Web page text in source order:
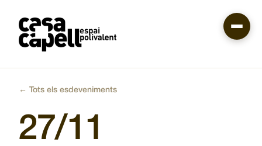
main
content
← Tots els esdeveniments
27/11